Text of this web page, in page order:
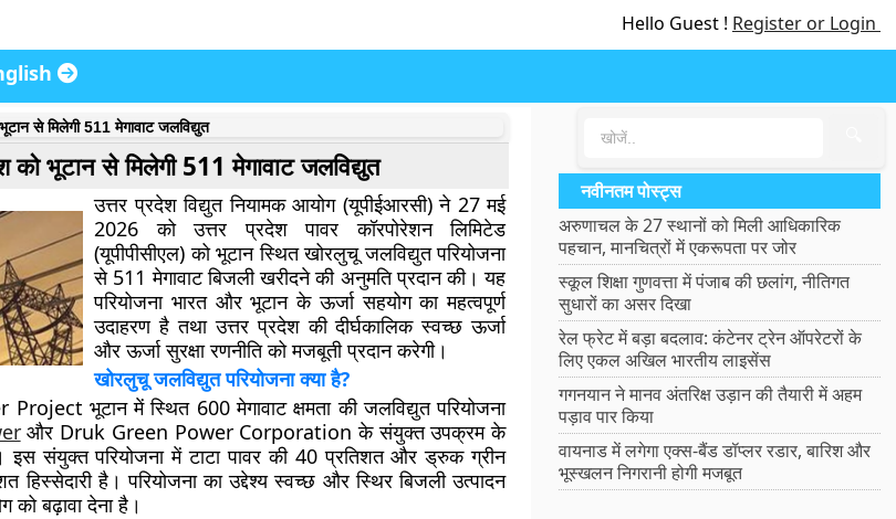
Hello Guest ! Register or Login
से मिलेगी 511 मेगावाट जलविद्युत
को भूटान से मिलेगी 511 मेगावाट जलविद्युत
उत्तर प्रदेश विद्युत नियामक आयोग (यूपीईआरसी) ने 27 मई
2026 को उत्तर प्रदेश पावर कॉरपोरेशन लिमिटेड
(यूपीपीसीएल) को भूटान स्थित खोरलुचू जलविद्युत परियोजना
से 511 मेगावाट बिजली खरीदने की अनुमति प्रदान की। यह
परियोजना भारत और भूटान के ऊर्जा सहयोग का महत्वपूर्ण
उदाहरण है तथा उत्तर प्रदेश की दीर्घकालिक स्वच्छ ऊर्जा
और ऊर्जा सुरक्षा रणनीति को मजबूती प्रदान करेगी।
खोरलुचू जलविद्युत परियोजना क्या है?
भूटान में स्थित 600 मेगावाट क्षमता की जलविद्युत परियोजना
और Druk Green Power Corporation के संयुक्त उपक्रम के
संयुक्त परियोजना में टाटा पावर की 40 प्रतिशत और ड्रुक ग्रीन
हिस्सेदारी है। परियोजना का उद्देश्य स्वच्छ और स्थिर बिजली उत्पादन
को बढ़ावा देना है।
नवीनतम पोस्ट्स
अरुणाचल के 27 स्थानों को मिली आधिकारिक
पहचान, मानचित्रों में एकरूपता पर जोर
स्कूल शिक्षा गुणवत्ता में पंजाब की छलांग, नीतिगत
सुधारों का असर दिखा
रेल फ्रेट में बड़ा बदलाव: कंटेनर ट्रेन ऑपरेटरों के
लिए एकल अखिल भारतीय लाइसेंस
गगनयान ने मानव अंतरिक्ष उड़ान की तैयारी में अहम
पड़ाव पार किया
वायनाड में लगेगा एक्स-बैंड डॉप्लर रडार, बारिश और
भूस्खलन निगरानी होगी मजबूत